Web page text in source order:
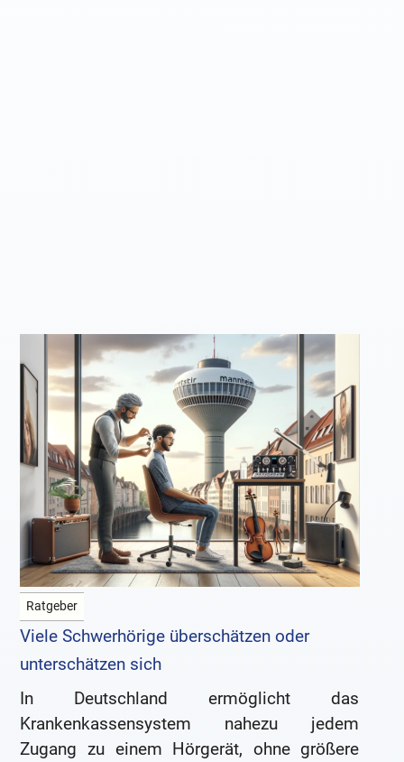
Ratgeber
Viele Schwerhörige überschätzen oder
unterschätzen sich
In Deutschland ermöglicht das
Krankenkassensystem nahezu jedem
Zugang zu einem Hörgerät, ohne größere